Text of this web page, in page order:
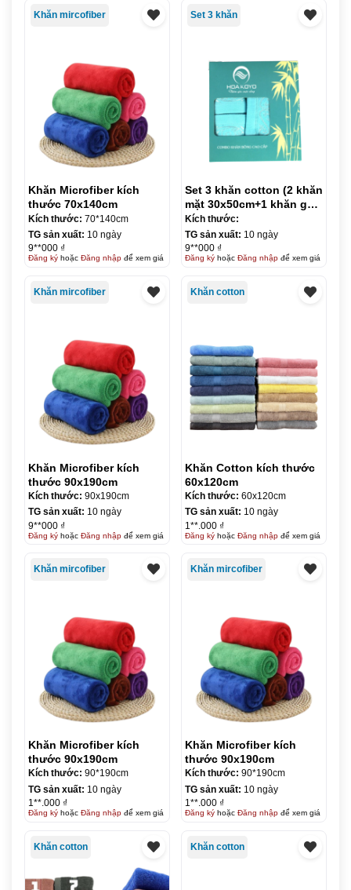
Khăn mircofiber
Khăn Microfiber kích
thước 70x140cm
Kích thước: 70*140cm
TG sản xuất: 10 ngày
9**000 ₫
Đăng kýhoặc Đăng nhậpđể xem giá
Set 3 khăn
Set 3 khăn cotton (2 khăn
mặt 30x50cm+1 khăn gội
36x80cm)
Kích thước:
TG sản xuất: 10 ngày
9**000 ₫
Đăng kýhoặc Đăng nhậpđể xem giá
Khăn mircofiber
Khăn Microfiber kích
thước 90x190cm
Kích thước: 90x190cm
TG sản xuất: 10 ngày
9**000 ₫
Đăng kýhoặc Đăng nhậpđể xem giá
Khăn cotton
Khăn Cotton kích thước
60x120cm
Kích thước: 60x120cm
TG sản xuất: 10 ngày
1**.000 ₫
Đăng kýhoặc Đăng nhậpđể xem giá
Khăn mircofiber
Khăn Microfiber kích
thước 90x190cm
Kích thước: 90*190cm
TG sản xuất: 10 ngày
1**.000 ₫
Đăng kýhoặc Đăng nhậpđể xem giá
Khăn mircofiber
Khăn Microfiber kích
thước 90x190cm
Kích thước: 90*190cm
TG sản xuất: 10 ngày
1**.000 ₫
Đăng kýhoặc Đăng nhậpđể xem giá
Khăn cotton Khăn cotton